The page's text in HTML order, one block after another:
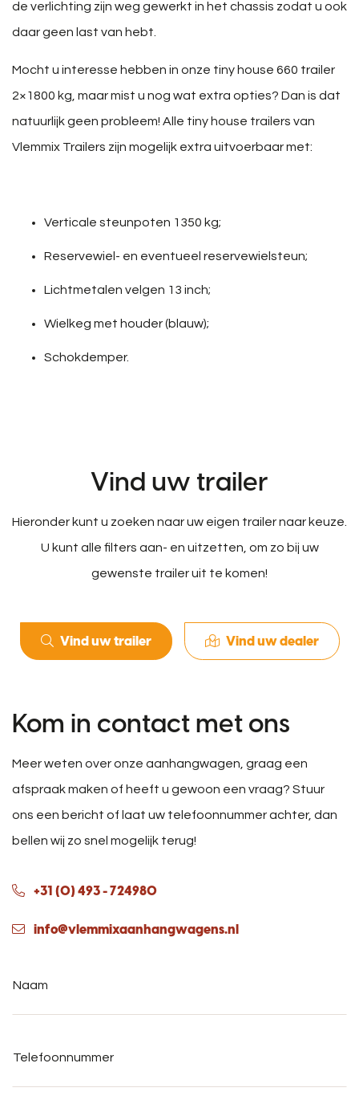
de verlichting zijn weg gewerkt in het chassis zodat u ook
daar geen last van hebt.
Mocht u interesse hebben in onze tiny house 660 trailer
2×1800 kg, maar mist u nog wat extra opties? Dan is dat
natuurlijk geen probleem! Alle tiny house trailers van
Vlemmix Trailers zijn mogelijk extra uitvoerbaar met:
Verticale steunpoten 1350 kg;
Reservewiel- en eventueel reservewielsteun;
Lichtmetalen velgen 13 inch;
Wielkeg met houder (blauw);
Schokdemper.
Vind uw trailer
Hieronder kunt u zoeken naar uw eigen trailer naar keuze.
U kunt alle filters aan- en uitzetten, om zo bij uw
gewenste trailer uit te komen!
Vind uw trailer Vind uw dealer
Kom in contact met ons
Meer weten over onze aanhangwagen, graag een
afspraak maken of heeft u gewoon een vraag? Stuur
ons een bericht of laat uw telefoonnummer achter, dan
bellen wij zo snel mogelijk terug!
+31 (0) 493 - 724980
info@vlemmixaanhangwagens.nl